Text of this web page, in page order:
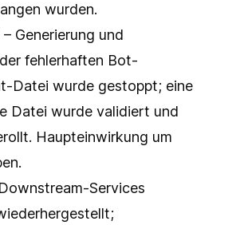
wurden.
Generierung und
fehlerhaften Bot-
Datei wurde gestoppt; eine
Datei wurde validiert und
Haupteinwirkung um
Services